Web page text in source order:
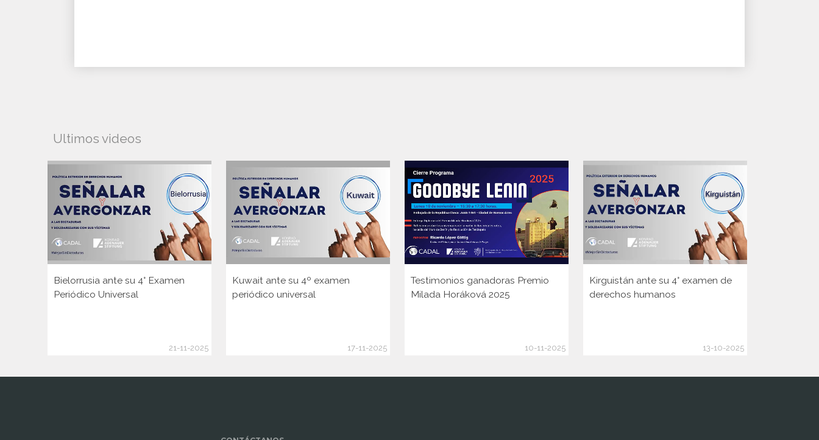
Ultimos videos
Bielorrusia ante su 4° Examen
Periódico Universal
21-11-2025
Kuwait ante su 4º examen
periódico universal
17-11-2025
Testimonios ganadoras Premio
Milada Horáková 2025
10-11-2025
Kirguistán ante su 4° examen de
derechos humanos
13-10-2025